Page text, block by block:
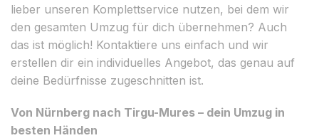
lieber unseren Komplettservice nutzen, bei dem wir
den gesamten Umzug für dich übernehmen? Auch
das ist möglich! Kontaktiere uns einfach und wir
erstellen dir ein individuelles Angebot, das genau auf
deine Bedürfnisse zugeschnitten ist.
Von Nürnberg nach Tirgu-Mures – dein Umzug in
besten Händen